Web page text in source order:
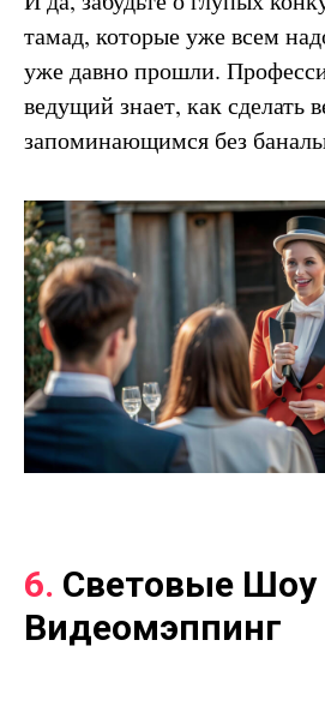
тамад, которые уже всем
уже давно прошли.
ведущий знает, как сделать
запоминающимся без
6. Световые Шоу
Видеомэппинг